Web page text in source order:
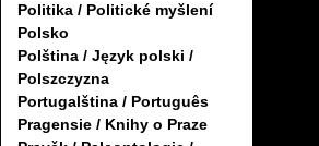
Politika / Politické myšlení
Polsko
Polština / Język polski /
Polszczyzna
Portugalština / Português
Pragensie / Knihy o Praze